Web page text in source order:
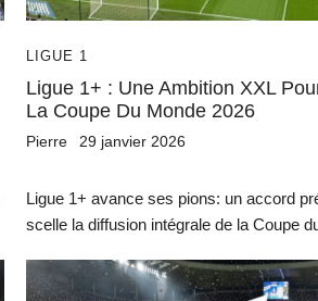
LIGUE 1
Ligue 1+ : Une Ambition XXL
La Coupe Du Monde 2026
Pierre 29 janvier 2026
Ligue 1+ avance ses pions: un accord
scelle la diffusion intégrale de la Coupe